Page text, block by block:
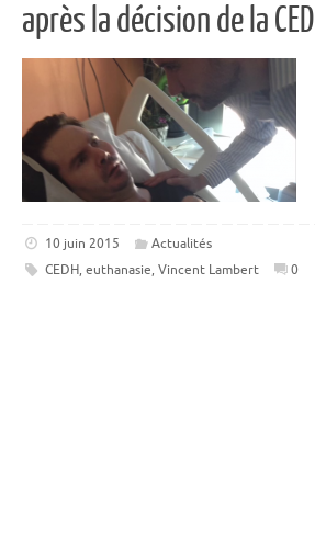
après la décision de la
10 juin 2015
Actualités
CEDH, euthanasie, Vincent Lambert 0